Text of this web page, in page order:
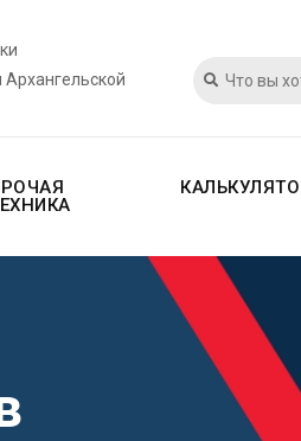
Архангельской